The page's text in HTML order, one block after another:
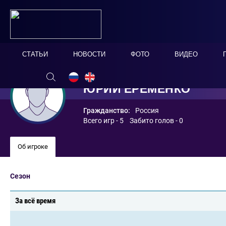
СТАТЬИ НОВОСТИ ФОТО ВИДЕО
ЮРИЙ ЕРЕМЕНКО
Гражданство:
Россия
Всего игр - 5 Забито голов - 0
Об игроке
Сезон
За всё время